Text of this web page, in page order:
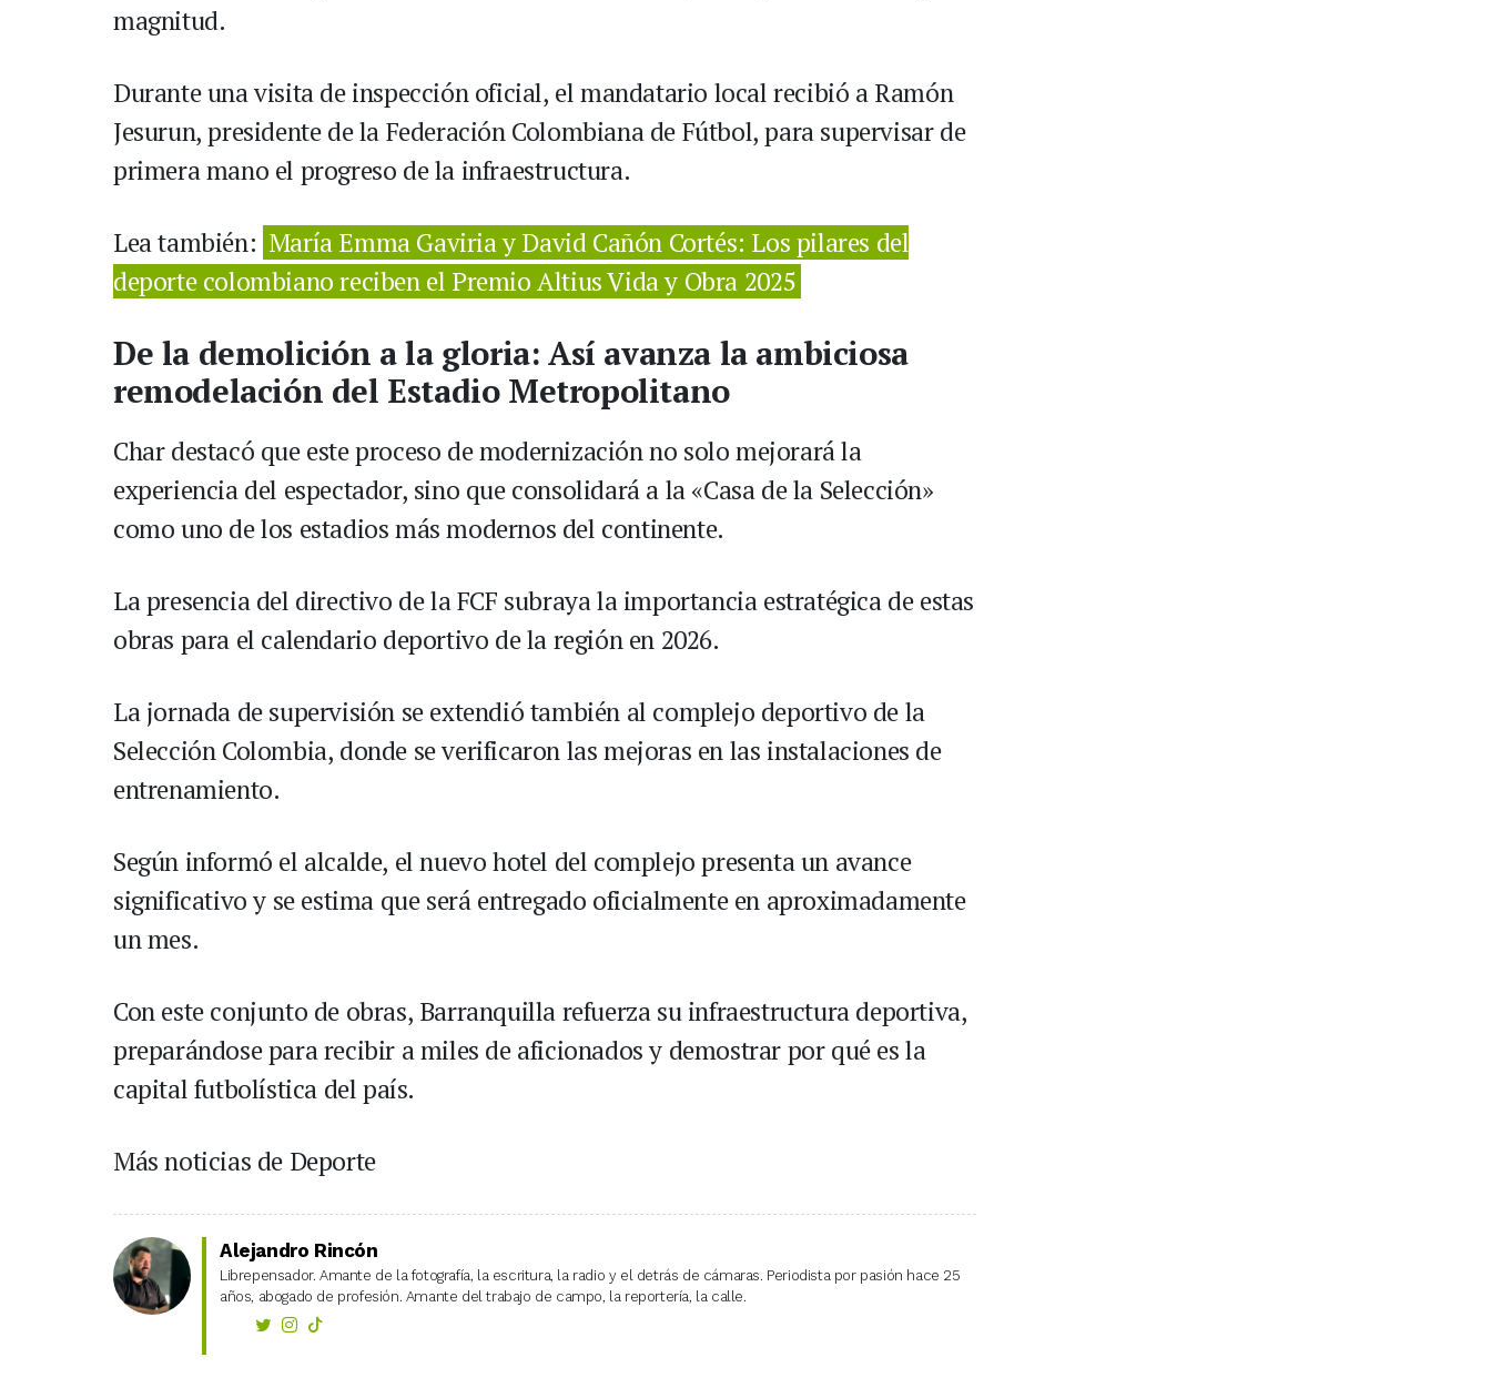
magnitud.
Durante una visita de inspección oficial, el mandatario local recibió a Ramón
Jesurun, presidente de la Federación Colombiana de Fútbol, para supervisar de
primera mano el progreso de la infraestructura.
Lea también: María Emma Gaviria y David Cañón Cortés: Los pilares del
deporte colombiano reciben el Premio Altius Vida y Obra 2025
De la demolición a la gloria: Así avanza la ambiciosa
remodelación del Estadio Metropolitano
Char destacó que este proceso de modernización no solo mejorará la
experiencia del espectador, sino que consolidará a la «Casa de la Selección»
como uno de los estadios más modernos del continente.
La presencia del directivo de la FCF subraya la importancia estratégica de estas
obras para el calendario deportivo de la región en 2026.
La jornada de supervisión se extendió también al complejo deportivo de la
Selección Colombia, donde se verificaron las mejoras en las instalaciones de
entrenamiento.
Según informó el alcalde, el nuevo hotel del complejo presenta un avance
significativo y se estima que será entregado oficialmente en aproximadamente
un mes.
Con este conjunto de obras, Barranquilla refuerza su infraestructura deportiva,
preparándose para recibir a miles de aficionados y demostrar por qué es la
capital futbolística del país.
Más noticias de Deporte
Alejandro Rincón
Librepensador. Amante de la fotografía, la escritura, la radio y el detrás de cámaras. Periodista por pasión hace 25
años, abogado de profesión. Amante del trabajo de campo, la reportería, la calle.